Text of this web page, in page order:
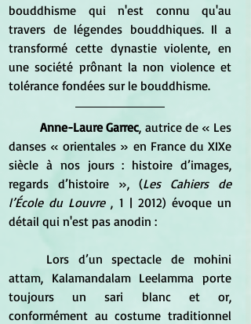
bouddhisme qui n'est connu qu'au
travers de légendes bouddhiques. Il a
transformé cette dynastie violente, en
une société prônant la non violence et
tolérance fondées sur le bouddhisme.
Anne-Laure Garrec, autrice de « Les
danses « orientales » en France du XIXe
siècle à nos jours : histoire d’images,
regards d’histoire », (Les Cahiers de
l’École du Louvre , 1 | 2012) évoque un
détail qui n'est pas anodin :
Lors d’un spectacle de mohini
attam, Kalamandalam Leelamma porte
toujours un sari blanc et or,
conformément au costume traditionnel